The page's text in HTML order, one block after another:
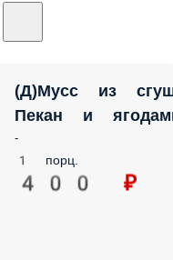
(Д)Мусс из
Пекан и
-
1 порц.
400 ₽